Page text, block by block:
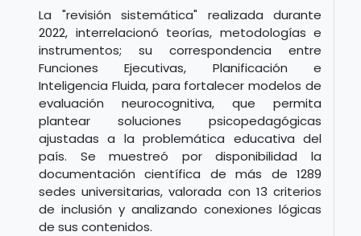
La "revisión sistemática" realizada durante
2022, interrelacionó teorías, metodologías e
instrumentos; su correspondencia entre
Funciones Ejecutivas, Planificación e
Inteligencia Fluida, para fortalecer modelos de
evaluación neurocognitiva, que permita
plantear soluciones psicopedagógicas
ajustadas a la problemática educativa del
país. Se muestreó por disponibilidad la
documentación científica de más de 1289
sedes universitarias, valorada con 13 criterios
de inclusión y analizando conexiones lógicas
de sus contenidos.